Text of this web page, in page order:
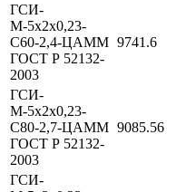
ГСИ-
М-5х2х0,23-
С60-2,4-ЦАММ
ГОСТ Р 52132-
2003
9741.6
ГСИ-
М-5х2х0,23-
С80-2,7-ЦАММ
ГОСТ Р 52132-
2003
9085.56
ГСИ-